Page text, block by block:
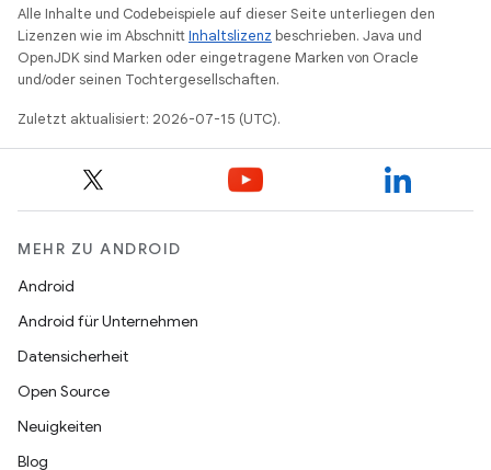
Alle Inhalte und Codebeispiele auf dieser Seite unterliegen den
Lizenzen wie im AbschnittInhaltslizenz beschrieben. Java und
OpenJDK sind Marken oder eingetragene Marken von Oracle
und/oder seinen Tochtergesellschaften.
Zuletzt aktualisiert: 2026-07-15 (UTC).
MEHR ZU ANDROID
Android
Android für Unternehmen
Datensicherheit
Open Source
Neuigkeiten
Blog